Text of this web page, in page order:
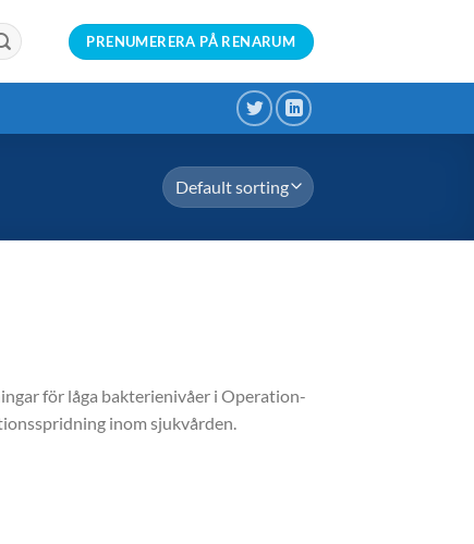
PRENUMERERA PÅ RENARUM
för låga bakterienivåer i Operation-
inom sjukvården.